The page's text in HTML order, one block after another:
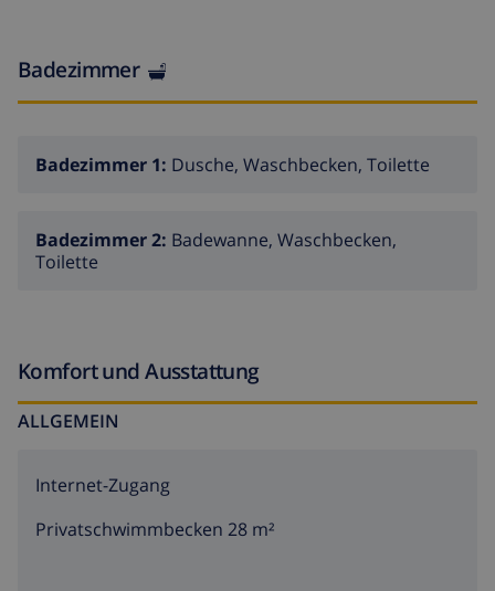
Fußbodenheizung (Bestellung). Hinweis: Rauchen ist im
Haus nicht gestattet.
Badezimmer
Badezimmer 1: Dusche, Waschbecken, Toilette
Badezimmer 2: Badewanne, Waschbecken,
Toilette
Komfort und Ausstattung
ALLGEMEIN
Internet-Zugang
Privatschwimmbecken 28 m²